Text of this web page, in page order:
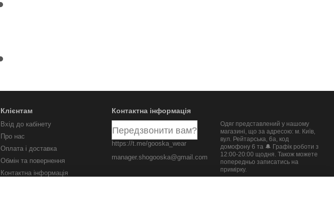
Клієнтам
Вхід до кабінету
Про нас
Оплата і доставка
Обмін та повернення
Контактна інформація
Контактна інформація
Передзвонити вам?
https://t.me/gooska_wear
manager.shogooska@gmail.com
Одяг представлений у нашому
магазині, що за адресою: м. Київ,
вул. Рейтарська, 6а, код
домофону 6 та 🔔 Графік роботи з
12:00-20:00 щодня. Також можете
попередньо записатись на
примірку.